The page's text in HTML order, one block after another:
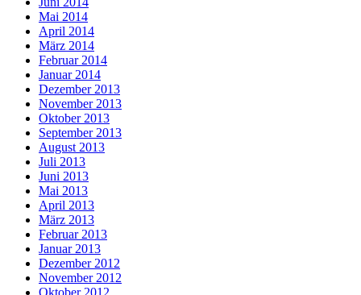
Mai 2014
April 2014
März 2014
Februar 2014
Januar 2014
Dezember 2013
November 2013
Oktober 2013
September 2013
August 2013
Juli 2013
Juni 2013
Mai 2013
April 2013
März 2013
Februar 2013
Januar 2013
Dezember 2012
November 2012
Oktober 2012